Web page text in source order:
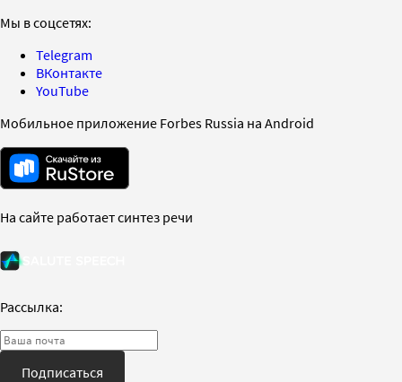
Мы в соцсетях:
Telegram
ВКонтакте
YouTube
Мобильное приложение Forbes Russia на Android
На сайте работает синтез речи
Рассылка:
Подписаться